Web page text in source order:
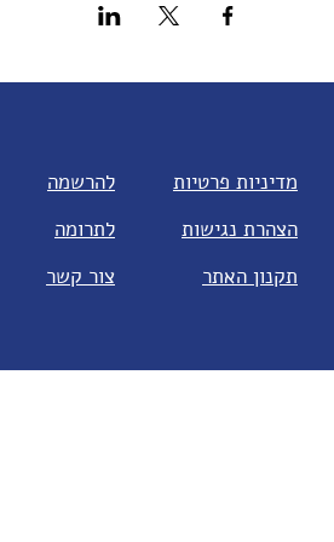
להרשמה
לתרומה
צור קשר
מדיניות פרטיות
הצהרת נגישות
תקנון האתר